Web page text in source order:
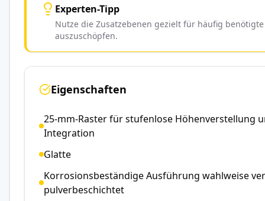
Experten-Tipp
Nutze die Zusatzebenen gezielt für häufig
auszuschöpfen.
Eigenschaften
25-mm-Raster für stufenlose Höhenverstellung
Integration
Glatte
Korrosionsbeständige Ausführung wahlweise
pulverbeschichtet